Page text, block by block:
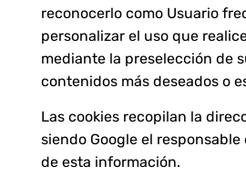
reconocerlo como Usuario
personalizar el uso que
mediante la preselección de
contenidos más deseados o
Las cookies recopilan la
siendo Google el
de esta información.